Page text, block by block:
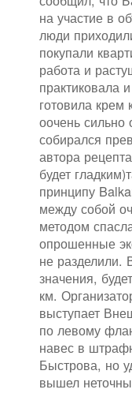
на участие в
люди
покупали
работа и
практиковала
готовила
оочень сильно
собирался
автора
будет
принципу
между собой
методом
опрошенные
не разделили.
значения,
км.
выступает
по левому
навес в
Быстрова, но
вышел